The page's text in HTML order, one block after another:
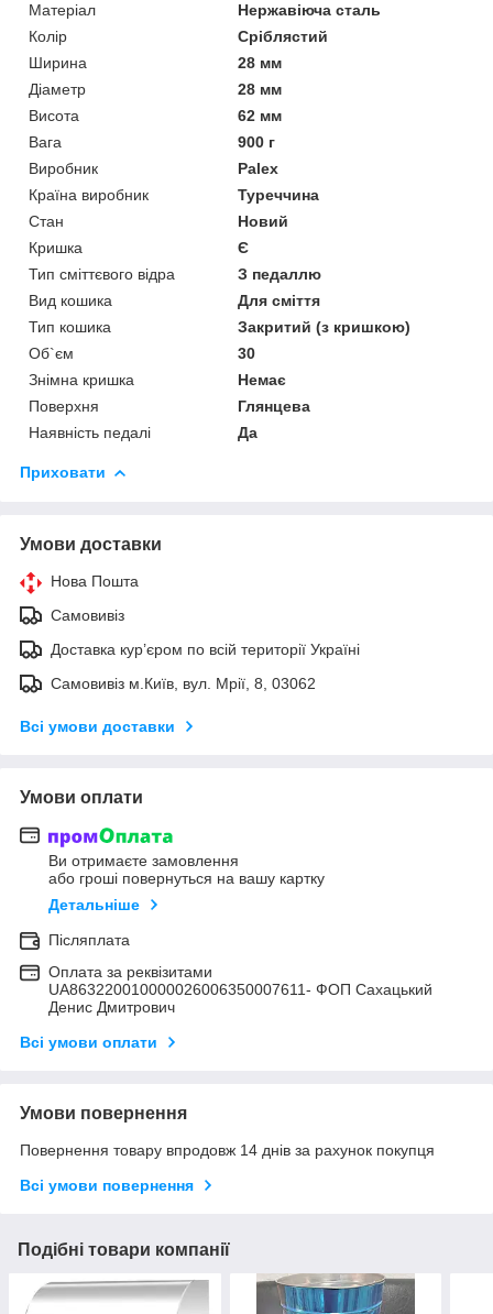
Матеріал
Нержавіюча сталь
Колір
Сріблястий
Ширина
28 мм
Діаметр
28 мм
Висота
62 мм
Вага
900 г
Виробник
Palex
Країна виробник
Туреччина
Стан
Новий
Кришка
Є
Тип сміттєвого відра
З педаллю
Вид кошика
Для сміття
Тип кошика
Закритий (з кришкою)
Об`єм
30
Знімна кришка
Немає
Поверхня
Глянцева
Наявність педалі
Да
Приховати
Умови доставки
Нова Пошта
Самовивіз
Доставка кур’єром по всій території Україні
Самовивіз м.Київ, вул. Мрії, 8, 03062
Всі умови доставки
Умови оплати
Ви отримаєте замовлення
або гроші повернуться на вашу картку
Детальніше
Післяплата
Оплата за реквізитами
UA863220010000026006350007611- ФОП Сахацький
Денис Дмитрович
Всі умови оплати
Умови повернення
Повернення товару впродовж 14 днів за рахунок покупця
Всі умови повернення
Подібні товари компанії